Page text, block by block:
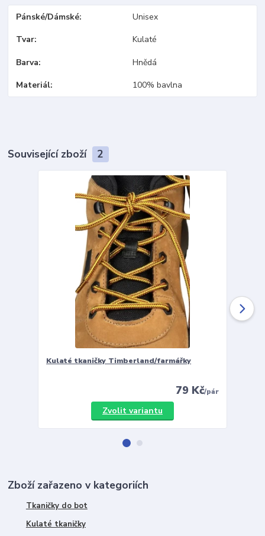
Pánské/Dámské Unisex
Tvar Kulaté
Barva Hnědá
Materiál 100% bavlna
Související zboží 2
Kulaté tkaničky Timberland/farmářky
79 Kč/pár
Zvolit variantu
Zboží zařazeno v kategoriích
Tkaničky do bot
Kulaté tkaničky